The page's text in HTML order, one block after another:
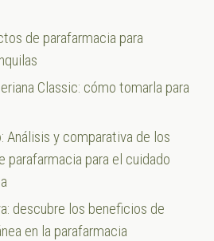
de parafarmacia para
Classic: cómo tomarla para
Análisis y comparativa de los
parafarmacia para el cuidado
descubre los beneficios de
en la parafarmacia